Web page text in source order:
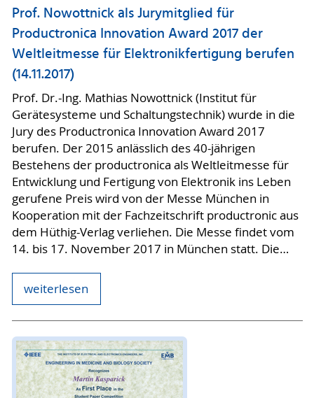
Prof. Nowottnick als Jurymitglied für
Productronica Innovation Award 2017 der
Weltleitmesse für Elektronikfertigung berufen
(14.11.2017)
Prof. Dr.-Ing. Mathias Nowottnick (Institut für
Gerätesysteme und Schaltungstechnik) wurde in die
Jury des Productronica Innovation Award 2017
berufen. Der 2015 anlässlich des 40-jährigen
Bestehens der productronica als Weltleitmesse für
Entwicklung und Fertigung von Elektronik ins Leben
gerufene Preis wird von der Messe München in
Kooperation mit der Fachzeitschrift productronic aus
dem Hüthig-Verlag verliehen. Die Messe findet vom
14. bis 17. November 2017 in München statt. Die…
weiterlesen